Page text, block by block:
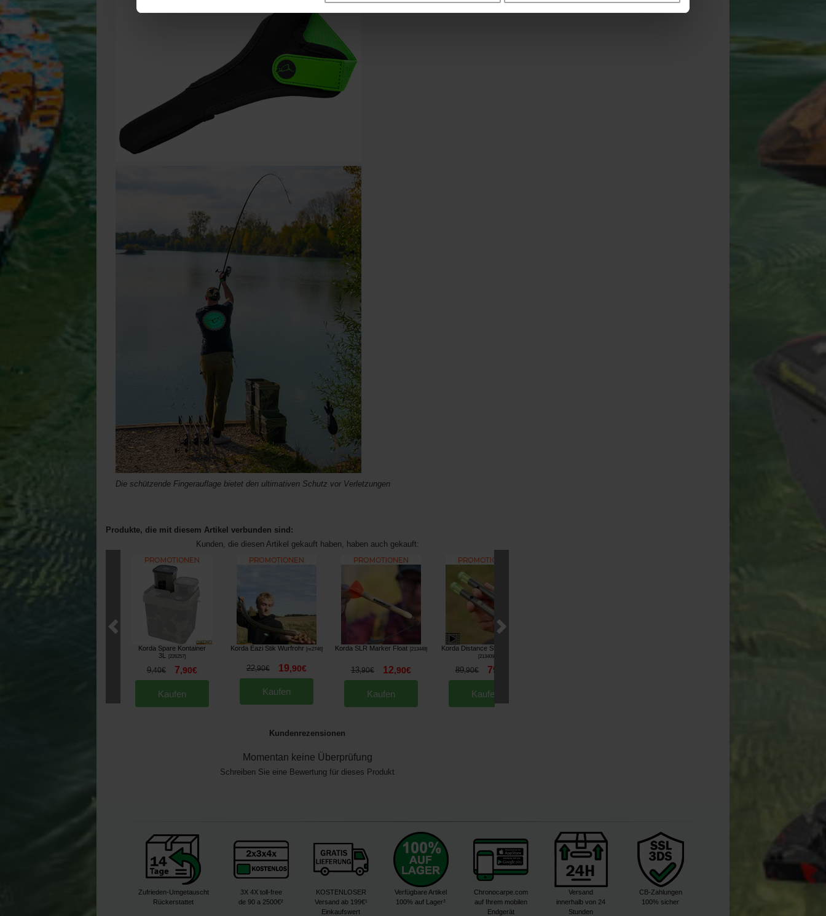
Die schützende Fingerauflage bietet den ultimativen Schutz vor Verletzungen
Produkte, die mit diesem Artikel verbunden sind:
Kunden, die diesen Artikel gekauft haben, haben auch gekauft:
Korda Spare Kontainer
3L
226257]
9,40€ 7,90€
Kaufen
Korda Eazi Stik Wurfrohr [m2746]
22,90€ 19,90€
Kaufen
Korda SLR Marker Float 213449]
13,90€ 12,90€
Kaufen
Korda Distance Sticks (pro 2)
213409]
89,90€ 79
Kaufen
Kundenrezensionen
Momentan keine Überprüfung
Schreiben Sie eine Bewertung für dieses Produkt
Zufrieden-Umgetauscht
Rückerstattet
3X 4X toll-free
de 90 a 2500€²
KOSTENLOSER
Versand ab 199€¹
Einkaufswert
Verfügbare Artikel
100% auf Lager³
Chronocarpe.com
auf Ihrem mobilen
Endgerät
Versand
innerhalb von 24
Stunden
CB-Zahlungen
100% sicher